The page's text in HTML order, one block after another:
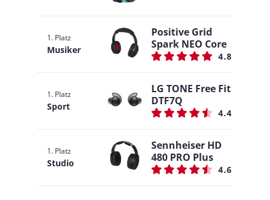
1. Platz
Musiker
Positive Grid
Spark NEO Core
4.8
1. Platz
Sport
LG TONE Free Fit
DTF7Q
4.4
1. Platz
Studio
Sennheiser HD
480 PRO Plus
4.6